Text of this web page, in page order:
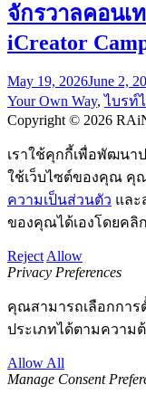
จักรวาลคอน
iCreator
May 19, 2026June 2,
Your Own Way,ไบรท์
Copyright © 2026
เราใช้คุกกี้เพื่อพัฒน
ใช้เว็บไซต์ของคุณ คุ
ความเป็นส่วนตัว และ
ของคุณได้เองโดยคลิ
Reject Allow
Privacy Preferences
คุณสามารถเลือกการ
ประเภทได้ตามความ
Allow All
Manage Consent